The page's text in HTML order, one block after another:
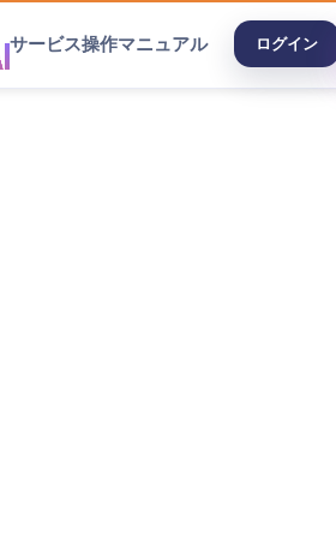
サービス操作マニュアル ログイン